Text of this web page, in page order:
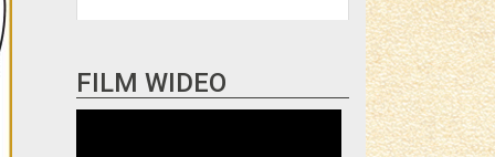
13 maja
FILM WIDEO